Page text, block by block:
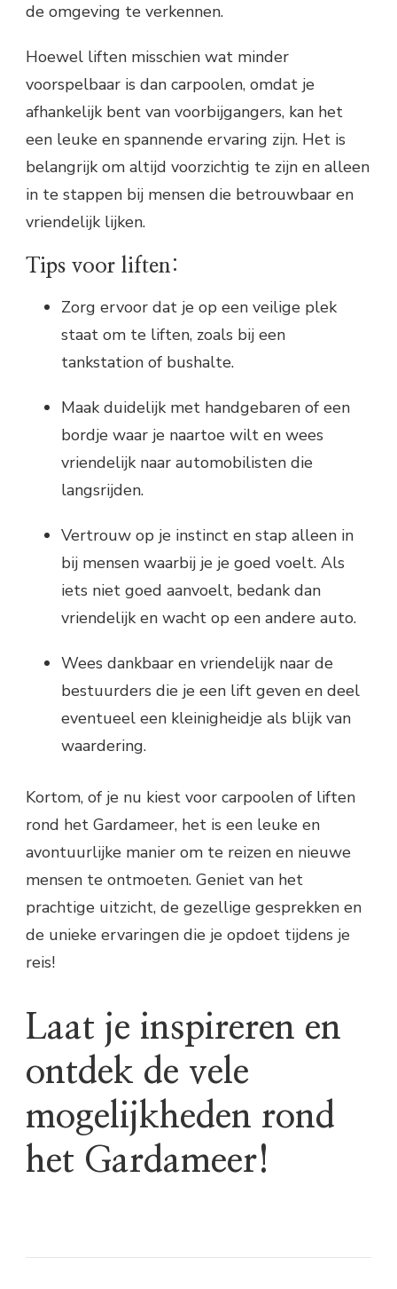
de omgeving te verkennen.
Hoewel liften misschien wat minder
voorspelbaar is dan carpoolen, omdat je
afhankelijk bent van voorbijgangers, kan het
een leuke en spannende ervaring zijn. Het is
belangrijk om altijd voorzichtig te zijn en alleen
in te stappen bij mensen die betrouwbaar en
vriendelijk lijken.
Tips voor liften:
Zorg ervoor dat je op een veilige plek
staat om te liften, zoals bij een
tankstation of bushalte.
Maak duidelijk met handgebaren of een
bordje waar je naartoe wilt en wees
vriendelijk naar automobilisten die
langsrijden.
Vertrouw op je instinct en stap alleen in
bij mensen waarbij je je goed voelt. Als
iets niet goed aanvoelt, bedank dan
vriendelijk en wacht op een andere auto.
Wees dankbaar en vriendelijk naar de
bestuurders die je een lift geven en deel
eventueel een kleinigheidje als blijk van
waardering.
Kortom, of je nu kiest voor carpoolen of liften
rond het Gardameer, het is een leuke en
avontuurlijke manier om te reizen en nieuwe
mensen te ontmoeten. Geniet van het
prachtige uitzicht, de gezellige gesprekken en
de unieke ervaringen die je opdoet tijdens je
reis!
Laat je inspireren en
ontdek de vele
mogelijkheden rond
het Gardameer!